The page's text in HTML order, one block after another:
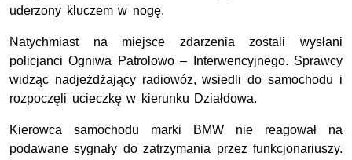
uderzony kluczem w nogę.
Natychmiast na miejsce zdarzenia zostali wysłani
policjanci Ogniwa Patrolowo – Interwencyjnego. Sprawcy
widząc nadjeżdżający radiowóz, wsiedli do samochodu i
rozpoczęli ucieczkę w kierunku Działdowa.
Kierowca samochodu marki BMW nie reagował na
podawane sygnały do zatrzymania przez funkcjonariuszy.